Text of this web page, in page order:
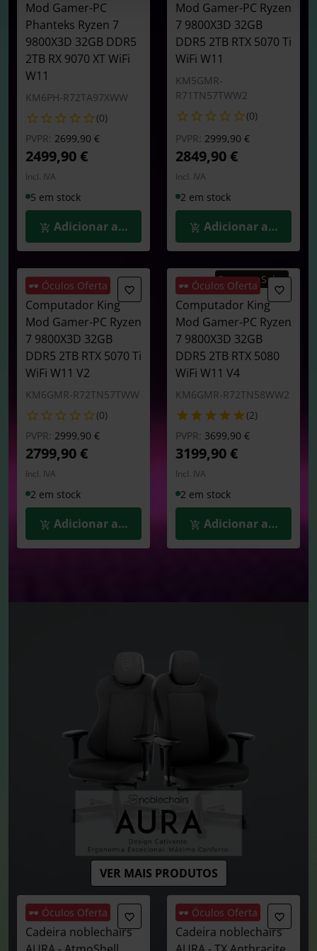
Mod Gamer-PC
Phanteks Ryzen 7
9800X3D 32GB DDR5
2TB RX 9070 XT WiFi
W11
KM6PH-R72TA97XWW
(0)
PVPR: Preço reduzido de
2699,90 €para
2499,90 €
Incl. IVA
5 em stock
Adicionar ao Carrinho
Mod Gamer-PC Ryzen
7 9800X3D 32GB
DDR5 2TB RTX 5070 Ti
WiFi W11
KM5GMR-
R71TN57TWW2
(0)
PVPR: Preço reduzido de
2999,90 €para
2849,90 €
Incl. IVA
2 em stock
Adicionar ao
🕶️ Óculos Oferta
Computador King
Mod Gamer-PC Ryzen
7 9800X3D 32GB
DDR5 2TB RTX 5070 Ti
WiFi W11 V2
KM6GMR-R72TN57TWW
(0)
PVPR: Preço reduzido de
2999,90 €para
2799,90 €
Incl. IVA
2 em stock
Adicionar ao Carrinho
🕶️ Óculos Oferta
Summer Sales
Computador King
Mod Gamer-PC Ryzen
7 9800X3D 32GB
DDR5 2TB RTX 5080
WiFi W11 V4
KM6GMR-R72TN58WW2
(2)
PVPR: Preço reduzido de
3699,90 €para
3199,90 €
Incl. IVA
2 em stock
Adicionar ao
🕶️ Óculos Oferta
Cadeira noblechairs
🕶️ Óculos Oferta
Cadeira noblechairs
VER MAIS PRODUTOS